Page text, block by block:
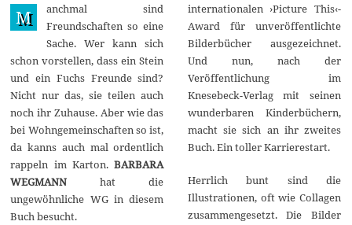
ä
z
2
0
2
2
M
anchmal sind
Freundschaften so eine
Sache. Wer kann sich
schon vorstellen, dass ein Stein
und ein Fuchs Freunde sind?
Nicht nur das, sie teilen auch
noch ihr Zuhause. Aber wie das
bei Wohngemeinschaften so ist,
da kanns auch mal ordentlich
rappeln im Karton.BARBARA
WEGMANNhat die
ungewöhnliche WG in diesem
Buch besucht.
internationalen ›Picture This‹-
Award für unveröffentlichte
Bilderbücher ausgezeichnet.
Und nun, nach der
Veröffentlichung im
Knesebeck-Verlag mit seinen
wunderbaren Kinderbüchern,
macht sie sich an ihr zweites
Buch. Ein toller Karrierestart.
Herrlich bunt sind die
Illustrationen, oft wie Collagen
zusammengesetzt. Die Bilder